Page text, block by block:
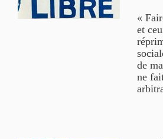
«
et
de
ne